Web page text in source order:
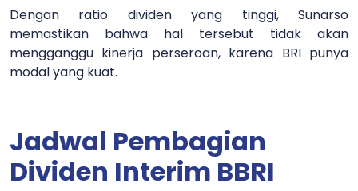
Dengan ratio dividen yang tinggi, Sunarso
memastikan bahwa hal tersebut tidak akan
mengganggu kinerja perseroan, karena BRI punya
modal yang kuat.
Jadwal Pembagian
Dividen Interim BBRI